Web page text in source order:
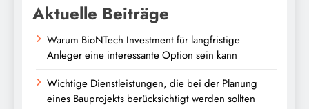
Aktuelle Beiträge
Warum BioNTech Investment für langfristige
Anleger eine interessante Option sein kann
Wichtige Dienstleistungen, die bei der Planung
eines Bauprojekts berücksichtigt werden sollten